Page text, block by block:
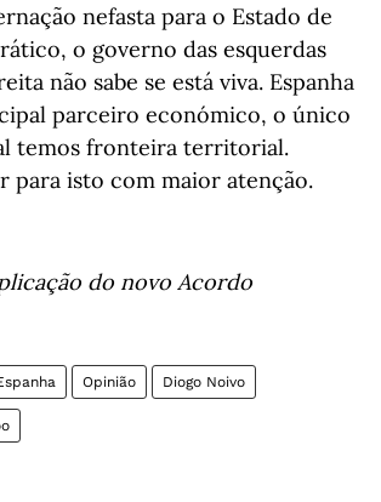
nefasta para o Estado de
o governo das esquerdas
não sabe se está viva. Espanha
parceiro económico, o único
temos fronteira territorial.
para isto com maior atenção.
do novo Acordo
Opinião Diogo Noivo